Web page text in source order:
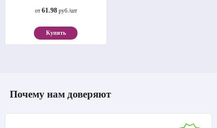
от 61.98руб./шт
Купить
Почему нам доверяют